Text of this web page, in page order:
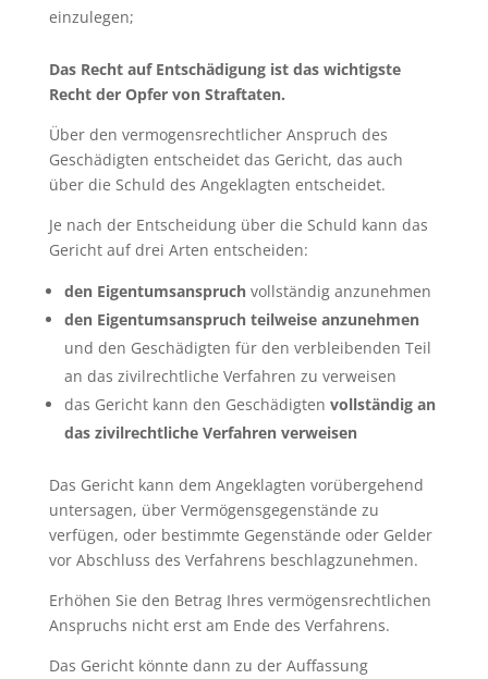
einzulegen;
Das Recht auf Entschädigung ist das wichtigste
Recht der Opfer von Straftaten.
Über den vermogensrechtlicher Anspruch des
Geschädigten entscheidet das Gericht, das auch
über die Schuld des Angeklagten entscheidet.
Je nach der Entscheidung über die Schuld kann das
Gericht auf drei Arten entscheiden:
den Eigentumsanspruch vollständig anzunehmen
den Eigentumsanspruch teilweise anzunehmen
und den Geschädigten für den verbleibenden Teil
an das zivilrechtliche Verfahren zu verweisen
das Gericht kann den Geschädigten vollständig an
das zivilrechtliche Verfahrenverweisen
Das Gericht kann dem Angeklagten vorübergehend
untersagen, über Vermögensgegenstände zu
verfügen, oder bestimmte Gegenstände oder Gelder
vor Abschluss des Verfahrens beschlagzunehmen.
Erhöhen Sie den Betrag Ihres vermögensrechtlichen
Anspruchs nicht erst am Ende des Verfahrens.
Das Gericht könnte dann zu der Auffassung